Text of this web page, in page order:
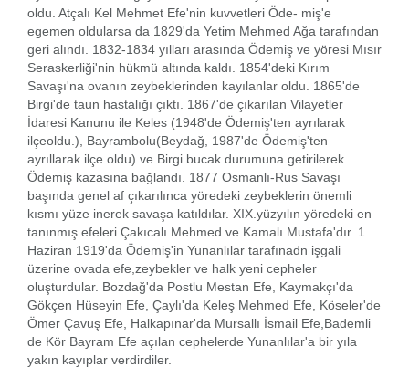
oldu. Atçalı Kel Mehmet Efe'nin kuvvetleri Öde- miş'e
egemen oldularsa da 1829'da Yetim Mehmed Ağa tarafından
geri alındı. 1832-1834 yılları arasında Ödemiş ve yöresi Mısır
Seraskerliği'nin hükmü altında kaldı. 1854'deki Kırım
Savaşı'na ovanın zeybeklerinden kayılanlar oldu. 1865'de
Birgi'de taun hastalığı çıktı. 1867'de çıkarılan Vilayetler
İdaresi Kanunu ile Keles (1948'de Ödemiş'ten ayrılarak
ilçeoldu.), Bayrambolu(Beydağ, 1987'de Ödemiş'ten
ayrıllarak ilçe oldu) ve Birgi bucak durumuna getirilerek
Ödemiş kazasına bağlandı. 1877 Osmanlı-Rus Savaşı
başında genel af çıkarılınca yöredeki zeybeklerin önemli
kısmı yüze inerek savaşa katıldılar. XIX.yüzyılın yöredeki en
tanınmış efeleri Çakıcalı Mehmed ve Kamalı Mustafa'dır. 1
Haziran 1919'da Ödemiş'in Yunanlılar tarafınadn işgali
üzerine ovada efe,zeybekler ve halk yeni cepheler
oluşturdular. Bozdağ'da Postlu Mestan Efe, Kaymakçı'da
Gökçen Hüseyin Efe, Çaylı'da Keleş Mehmed Efe, Köseler'de
Ömer Çavuş Efe, Halkapınar'da Mursallı İsmail Efe,Bademli
de Kör Bayram Efe açılan cephelerde Yunanlılar'a bir yıla
yakın kayıplar verdirdiler.